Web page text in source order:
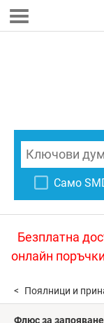
Само
Безплатна
онлайн
Поялници и
Флюс за запояване